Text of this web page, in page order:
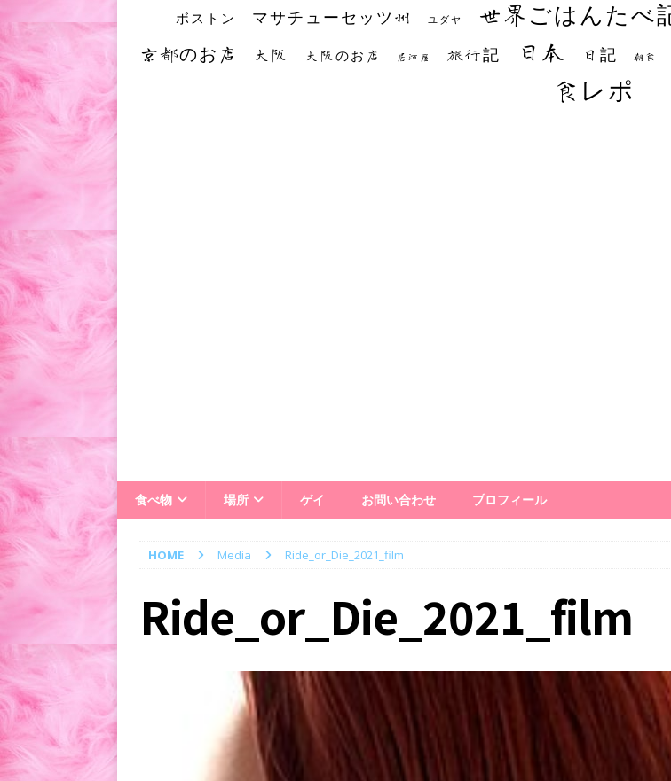
ボストン マサチューセッツ州 ユダヤ 世界ごはんたべ
京都のお店 大阪 大阪のお店 居酒屋 旅行記 日本 日記 朝食
食レポ
食べ物 場所 ゲイ お問い合わせ プロフィール
HOME Media Ride_or_Die_2021_film
Ride_or_Die_2021_film